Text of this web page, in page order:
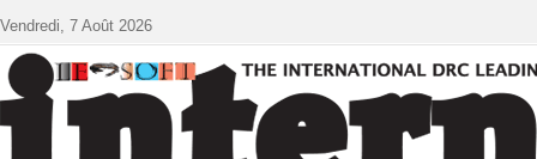
Vendredi, 7 Août 2026